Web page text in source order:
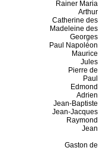
Rainer Maria
Arthur
Catherine des
Madeleine des
Georges
Paul Napoléon
Maurice
Jules
Pierre de
Paul
Edmond
Adrien
Jean-Baptiste
Jean-Jacques
Raymond
Jean
Gaston de